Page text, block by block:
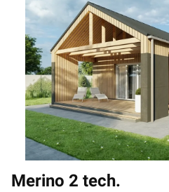
Merino 2 tech.